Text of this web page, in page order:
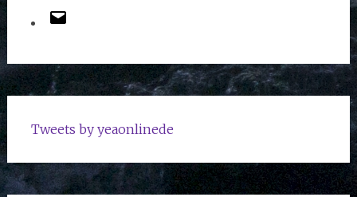
Tweets by yeaonlinede